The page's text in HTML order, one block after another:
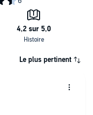
Le plus pertinent